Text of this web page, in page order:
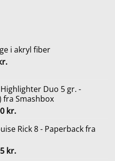
i akryl fiber
Den
er:
39,00 kr..
Duo 5 gr. -
fra Smashbox
kr..
kr.Den
pris
145,00 kr..
Rick 8 - Paperback fra
kr.Den